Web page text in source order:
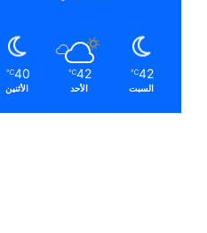
42
℃
السبت
42
℃
الأحد
40
℃
الأثنين